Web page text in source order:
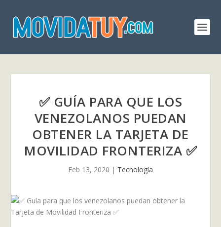
✅ GUÍA PARA QUE LOS
VENEZOLANOS PUEDAN
OBTENER LA TARJETA DE
MOVILIDAD FRONTERIZA ✅
Feb 13, 2020 | Tecnología